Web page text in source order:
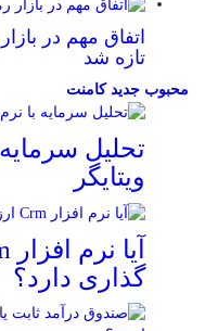
اتفاق مهم در
تازه شد
محبوب جدیدکامنت
ویتایگر
گذاری دارد؟